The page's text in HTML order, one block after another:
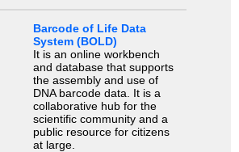
Barcode of Life Data
System (BOLD)
It is an online workbench
and database that supports
the assembly and use of
DNA barcode data. It is a
collaborative hub for the
scientific community and a
public resource for citizens
at large.